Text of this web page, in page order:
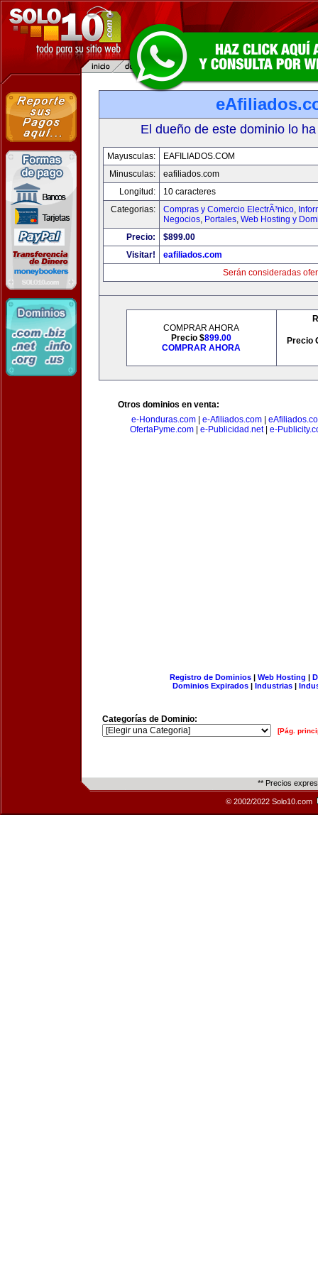
El dueño de este dominio lo
Mayusculas:
EAFILIADOS.COM
Minusculas:
eafiliados.com
Longitud:
10 caracteres
Categorias:
Compras y Comercio ElectrÃ³nico,
Negocios, Portales, Web Hosting y
Precio:
$899.00
Visitar!
eafiliados.com
Serán consideradas
COMPRAR AHORA
Precio $899.00
COMPRAR AHORA
Precio
Otros dominios en venta:
e-Honduras.com| e-Afiliados.com|
OfertaPyme.com| e-Publicidad.net| e-
Registro de Dominios| Web Hosting |
Dominios Expirados | Industrias |
Categorías de Dominio:
[Pág.
** Precios
© 2002/2022 Solo10.com